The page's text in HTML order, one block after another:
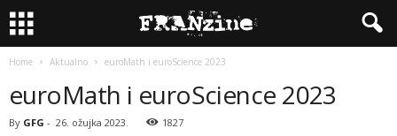
Home Aktualno euroMath i euroScience 2023
euroMath i euroScience 2023
By GFG - 26. ožujka 2023. 1827